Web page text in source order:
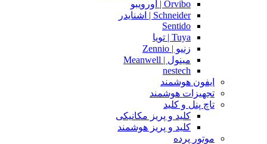
Orvibo | اورویبو
Schneider | اشنایدر
Sentido
Tuya | تویا
زنیو | Zennio
مینول | Meanwell
nestech
ایفون هوشمند
تجهیزات هوشمند
تاچ پنل و کلید
کلید و پریز مکانیکی
کلید و پریز هوشمند
موتور پرده